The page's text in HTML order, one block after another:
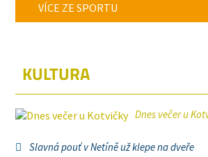
VÍCE ZE SPORTU
KULTURA
Dnes večer u
Slavná pouť v Netíně už klepe na dveře